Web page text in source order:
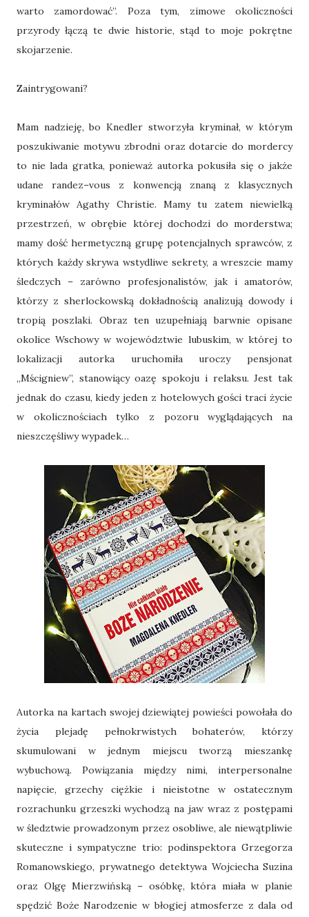
warto zamordować”. Poza tym, zimowe okoliczności
przyrody łączą te dwie historie, stąd to moje pokrętne
skojarzenie.
Zaintrygowani?
Mam nadzieję, bo Knedler stworzyła kryminał, w którym
poszukiwanie motywu zbrodni oraz dotarcie do mordercy
to nie lada gratka, ponieważ autorka pokusiła się o jakże
udane randez–vous z konwencją znaną z klasycznych
kryminałów Agathy Christie. Mamy tu zatem niewielką
przestrzeń, w obrębie której dochodzi do morderstwa;
mamy dość hermetyczną grupę potencjalnych sprawców, z
których każdy skrywa wstydliwe sekrety, a wreszcie mamy
śledczych – zarówno profesjonalistów, jak i amatorów,
którzy z sherlockowską dokładnością analizują dowody i
tropią poszlaki. Obraz ten uzupełniają barwnie opisane
okolice Wschowy w województwie lubuskim, w której to
lokalizacji autorka uruchomiła uroczy pensjonat
„Mścigniew”, stanowiący oazę spokoju i relaksu. Jest tak
jednak do czasu, kiedy jeden z hotelowych gości traci życie
w okolicznościach tylko z pozoru wyglądających na
nieszczęśliwy wypadek…
Autorka na kartach swojej dziewiątej powieści powołała do
życia plejadę pełnokrwistych bohaterów, którzy
skumulowani w jednym miejscu tworzą mieszankę
wybuchową. Powiązania między nimi, interpersonalne
napięcie, grzechy ciężkie i nieistotne w ostatecznym
rozrachunku grzeszki wychodzą na jaw wraz z postępami
w śledztwie prowadzonym przez osobliwe, ale niewątpliwie
skuteczne i sympatyczne trio: podinspektora Grzegorza
Romanowskiego, prywatnego detektywa Wojciecha Suzina
oraz Olgę Mierzwińską – osóbkę, która miała w planie
spędzić Boże Narodzenie w błogiej atmosferze z dala od